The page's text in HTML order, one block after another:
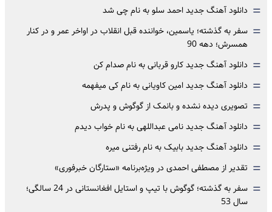
= دانلود آهنگ جدید احمد سلو به نام چی شد
= سفر به گذشته؛ یاسمین، خواننده قبل انقلاب در اواخر عمر و در کنار
همسرش؛ دهه 90
= دانلود آهنگ جدید کارو قربانی به نام صدام کن
= دانلود آهنگ جدید امین کاویانی به نام کی میفهمه
= تصویری دیده نشده و بانمک از گوگوش و پدرش
= دانلود آهنگ جدید نامی عبداللهی به نام خواب دیدم
= دانلود آهنگ جدید بابیک به نام رفتنی میره
= تقدیر از مصطفی احمدی در ویژه‌برنامه «ستارگان خبرفوری»
=
سفر به گذشته؛ گوگوش با تیپ و استایل افغانستانی در 24 سالگی؛
سال 53